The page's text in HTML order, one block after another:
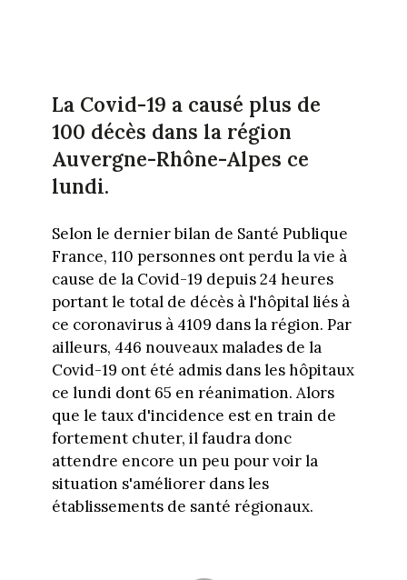
La Covid-19 a causé plus de
100 décès dans la région
Auvergne-Rhône-Alpes ce
lundi.
Selon le dernier bilan de Santé Publique
France, 110 personnes ont perdu la vie à
cause de la Covid-19 depuis 24 heures
portant le total de décès à l'hôpital liés à
ce coronavirus à 4109 dans la région. Par
ailleurs, 446 nouveaux malades de la
Covid-19 ont été admis dans les hôpitaux
ce lundi dont 65 en réanimation. Alors
que le taux d'incidence est en train de
fortement chuter, il faudra donc
attendre encore un peu pour voir la
situation s'améliorer dans les
établissements de santé régionaux.